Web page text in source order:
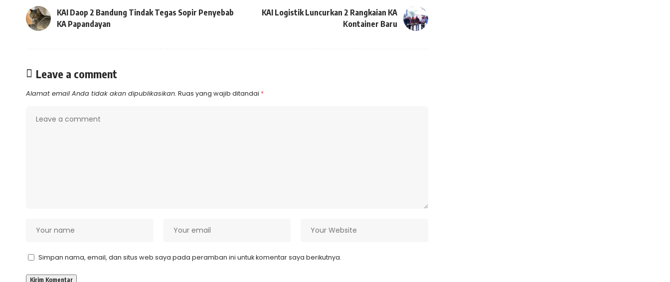
KAI Daop 2 Bandung Tindak Tegas Sopir Penyebab
KA Papandayan
KAI Logistik Luncurkan 2 Rangkaian KA
Kontainer Baru
Leave a comment
Alamat email Anda tidak akan dipublikasikan. Ruas yang wajib ditandai *
Simpan nama, email, dan situs web saya pada peramban ini untuk komentar saya berikutnya.